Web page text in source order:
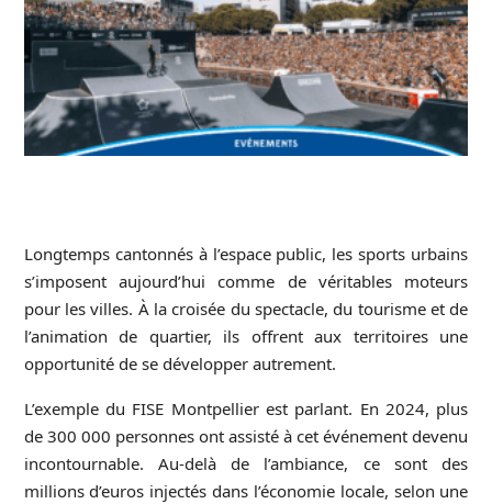
Longtemps cantonnés à l’espace public, les sports urbains
s’imposent aujourd’hui comme de véritables moteurs
pour les villes. À la croisée du spectacle, du tourisme et de
l’animation de quartier, ils offrent aux territoires une
opportunité de se développer autrement.
L’exemple du FISE Montpellier est parlant. En 2024, plus
de 300 000 personnes ont assisté à cet événement devenu
incontournable. Au-delà de l’ambiance, ce sont des
millions d’euros injectés dans l’économie locale, selon une